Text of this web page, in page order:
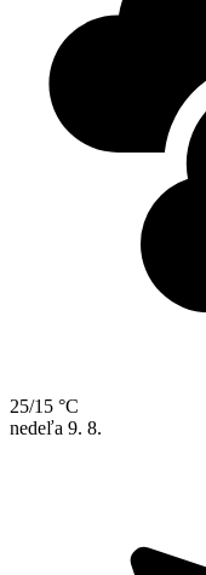
25/15 °C
nedeľa 9. 8.